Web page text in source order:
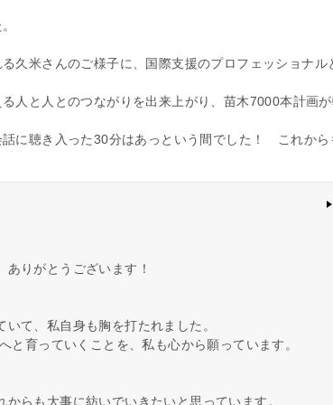
久米さんのご様子に、国際支援のプロフェッショナル
人と人とのつながりを出来上がり、苗木7000本計画が
に聴き入った30分はあっという間でした！ これから
りがとうございます！
て、私自身も胸を打たれました。
育っていくことを、私も心から願っています。
らも大事に紡いでいきたいと思っています。